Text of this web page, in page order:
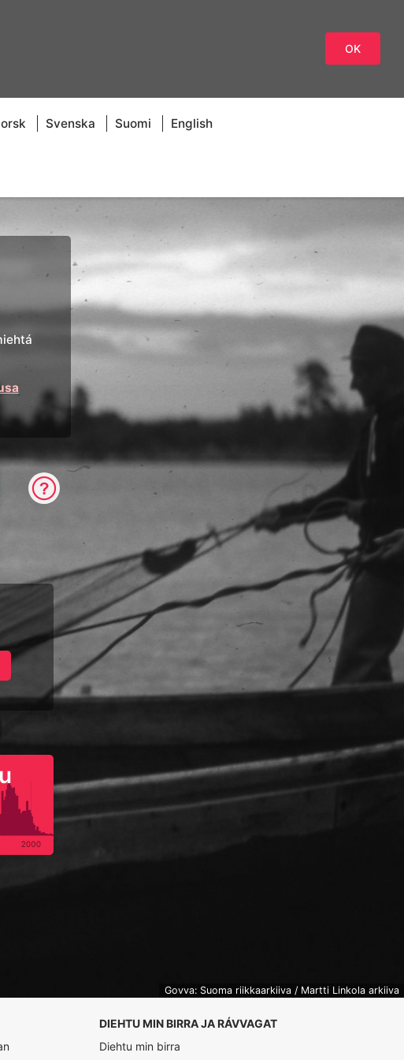
OK
Svenska Suomi English
Govva: Suoma riikkaarkiiva / Martti Linkola arkiiva
DIEHTU MIN BIRRA JA RÁVVAGAT
Diehtu min birra